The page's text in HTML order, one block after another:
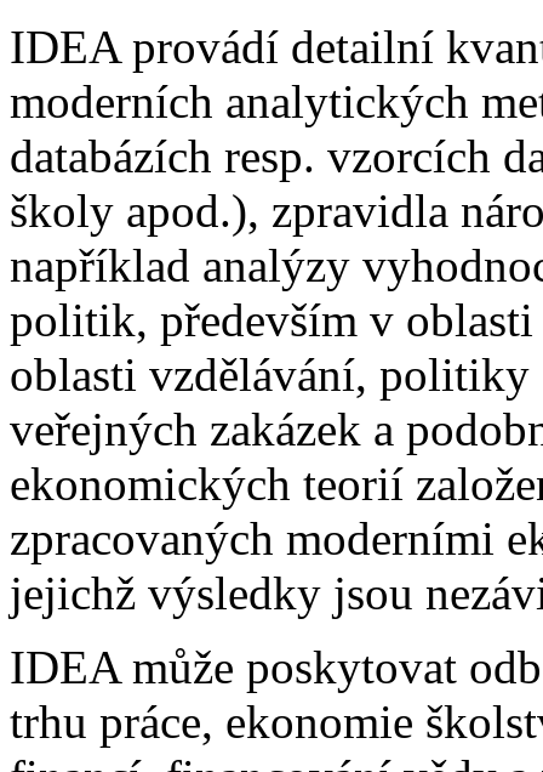
IDEA provádí detailní
moderních analytických
databázích resp. vzorcích
školy apod.), zpravidla
například analýzy
politik, především v
oblasti vzdělávání, politiky
veřejných zakázek a
ekonomických teorií
zpracovaných moderními
jejichž výsledky jsou
IDEA může poskytovat
trhu práce, ekonomie